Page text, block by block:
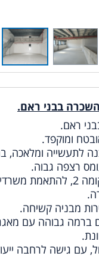
בבני ראם.
ראם.
ומוקפד.
מבניה קשיחה.
ברמה גבוהה עם
עם גישה לרחבה